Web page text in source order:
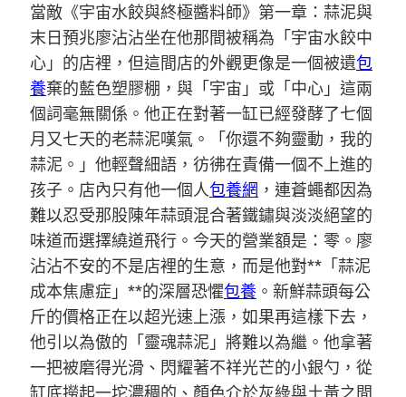
當敵《宇宙水餃與終極醬料師》第一章：蒜泥與
末日預兆廖沾沾坐在他那間被稱為「宇宙水餃中
心」的店裡，但這間店的外觀更像是一個被遺包
養棄的藍色塑膠棚，與「宇宙」或「中心」這兩
個詞毫無關係。他正在對著一缸已經發酵了七個
月又七天的老蒜泥嘆氣。「你還不夠靈動，我的
蒜泥。」他輕聲細語，彷彿在責備一個不上進的
孩子。店內只有他一個人包養網 ，連蒼蠅都因為
難以忍受那股陳年蒜頭混合著鐵鏽與淡淡絕望的
味道而選擇繞道飛行。今天的營業額是：零。廖
沾沾不安的不是店裡的生意，而是他對**「蒜泥
成本焦慮症」**的深層恐懼包養 。新鮮蒜頭每公
斤的價格正在以超光速上漲，如果再這樣下去，
他引以為傲的「靈魂蒜泥」將難以為繼。他拿著
一把被磨得光滑、閃耀著不祥光芒的小銀勺，從